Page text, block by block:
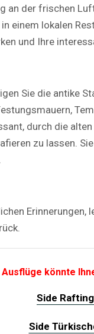
an der frischen
einem lokalen
und Ihre
Sie die antike
durch die
zu lassen.
Erinnerungen,
Ausflüge könnte
Side
Side